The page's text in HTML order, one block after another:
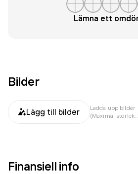
Lämna ett
Bilder
Lägg till bilder
Ladda upp bilder
(Maximal
Finansiell info